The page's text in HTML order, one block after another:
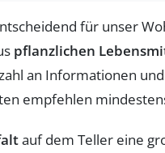
für unser
pflanzlichen
an Informationen
empfehlen
auf dem Teller eine